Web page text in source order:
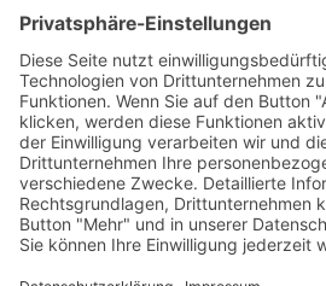
Hochstrasse 84
23554 Lübeck
+49 451 290492-33
bewerbung@wascher-gruppe.de